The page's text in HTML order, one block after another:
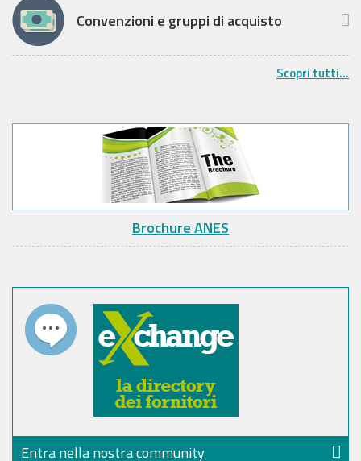
Convenzioni e gruppi di acquisto
Scopri tutti...
Brochure ANES
Entra nella nostra community